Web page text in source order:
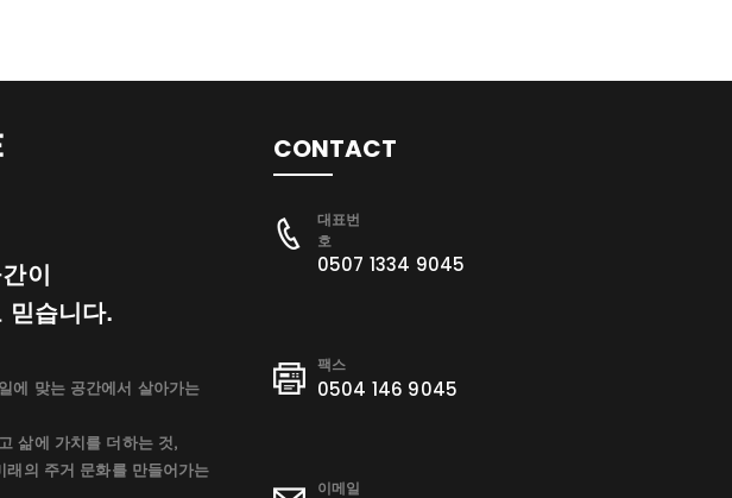
이
믿습니다.
에 맞는 공간에서 살아가는
삶에 가치를 더하는 것,
의 주거 문화를 만들어가는
CONTACT
대표번
호
0507 1334 9045
​팩스
0504 146 9045
이메일